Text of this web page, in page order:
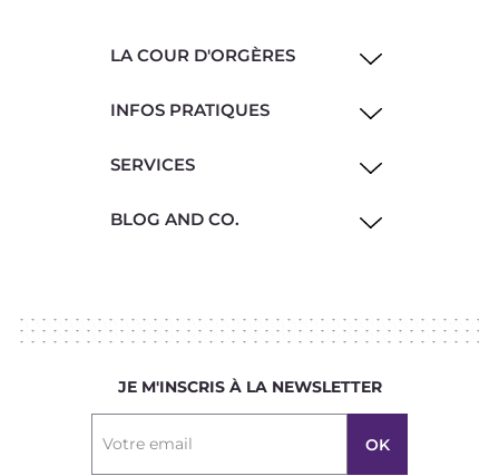
LA COUR D'ORGÈRES
INFOS PRATIQUES
SERVICES
BLOG AND CO.
JE M'INSCRIS À LA NEWSLETTER
Votre email